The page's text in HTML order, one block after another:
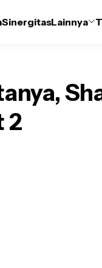
SinergitasLainnya
2